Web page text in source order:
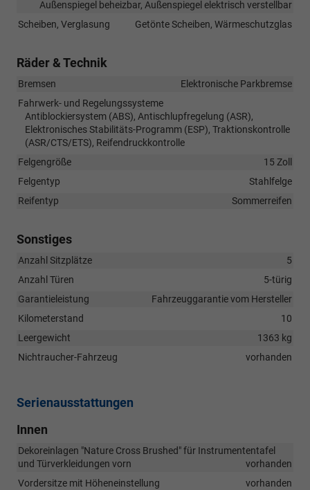
Außenspiegel beheizbar, Außenspiegel elektrisch verstellbar
Scheiben, Verglasung
Getönte Scheiben, Wärmeschutzglas
Räder & Technik
Bremsen
Elektronische Parkbremse
Fahrwerk- und Regelungssysteme
Antiblockiersystem (ABS), Antischlupfregelung (ASR),
Elektronisches Stabilitäts-Programm (ESP), Traktionskontrolle
(ASR/CTS/ETS), Reifendruckkontrolle
Felgengröße
15 Zoll
Felgentyp
Stahlfelge
Reifentyp
Sommerreifen
Sonstiges
Anzahl Sitzplätze
5
Anzahl Türen
5-türig
Garantieleistung
Fahrzeuggarantie vom Hersteller
Kilometerstand
10
Leergewicht
1363 kg
Nichtraucher-Fahrzeug
vorhanden
Serienausstattungen
Innen
Dekoreinlagen "Nature Cross Brushed" für Instrumententafel
und Türverkleidungen vorn
vorhanden
Vordersitze mit Höheneinstellung
vorhanden